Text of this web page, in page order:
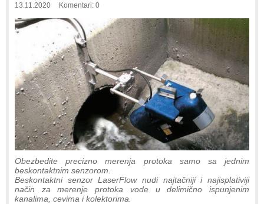
13.11.2020 Komentari: 0
Obezbedite precizno merenja protoka samo sa jednim
beskontaktnim senzorom.
Beskontaktni senzor LaserFlow nudi najtačniji i najisplativiji
način za merenje protoka vode u delimično ispunjenim
kanalima, cevima i kolektorima.